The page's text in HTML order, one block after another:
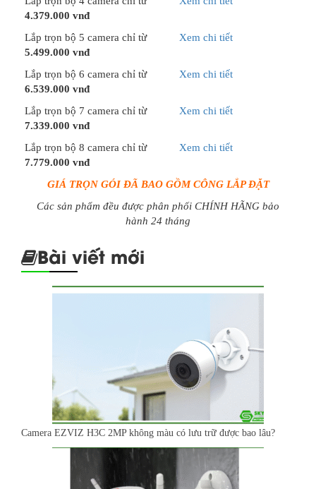
4.379.000 vnđ
Lắp trọn bộ 5 camera chỉ từ
5.499.000 vnđ
Xem chi tiết
Lắp trọn bộ 6 camera chỉ từ
6.539.000 vnđ
Xem chi tiết
Lắp trọn bộ 7 camera chỉ từ
7.339.000 vnđ
Xem chi tiết
Lắp trọn bộ 8 camera chỉ từ
7.779.000 vnđ
Xem chi tiết
GIÁ TRỌN GÓI ĐÃ BAO GỒM CÔNG LẮP ĐẶT
Các sản phẩm đều được phân phối CHÍNH HÃNG bảo
hành 24 tháng
Bài viết mới
Camera EZVIZ H3C 2MP không màu có lưu trữ được bao lâu?